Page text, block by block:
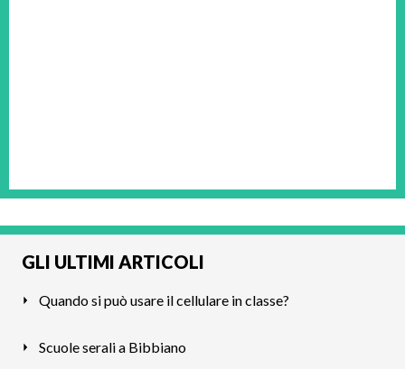
GLI ULTIMI ARTICOLI
Quando si può usare il cellulare in classe?
Scuole serali a Bibbiano